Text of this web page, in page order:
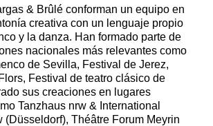
& Brûlé conforman un equipo en
creativa con un lenguaje propio
y la danza. Han formado parte de
nacionales más relevantes como
de Sevilla, Festival de Jerez,
Festival de teatro clásico de
sus creaciones en lugares
Tanzhaus nrw & International
(Düsseldorf), Théâtre Forum Meyrin